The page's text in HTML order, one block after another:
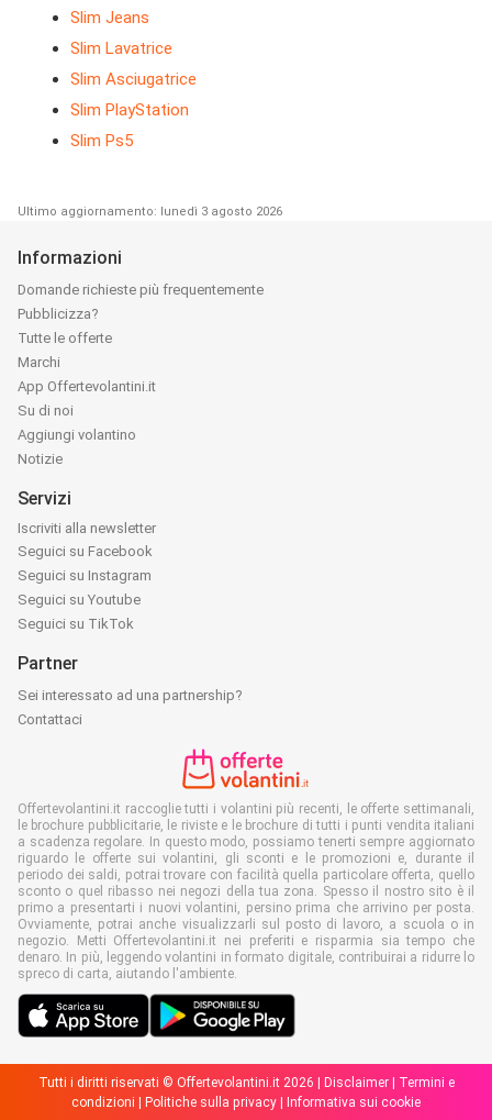
Slim Jeans
Slim Lavatrice
Slim Asciugatrice
Slim PlayStation
Slim Ps5
Ultimo aggiornamento: lunedì 3 agosto 2026
Informazioni
Domande richieste più frequentemente
Pubblicizza?
Tutte le offerte
Marchi
App Offertevolantini.it
Su di noi
Aggiungi volantino
Notizie
Servizi
Iscriviti alla newsletter
Seguici su Facebook
Seguici su Instagram
Seguici su Youtube
Seguici su TikTok
Partner
Sei interessato ad una partnership?
Contattaci
Offertevolantini.it raccoglie tutti i volantini più recenti, le offerte settimanali,
le brochure pubblicitarie, le riviste e le brochure di tutti i punti vendita italiani
a scadenza regolare. In questo modo, possiamo tenerti sempre aggiornato
riguardo le offerte sui volantini, gli sconti e le promozioni e, durante il
periodo dei saldi, potrai trovare con facilità quella particolare offerta, quello
sconto o quel ribasso nei negozi della tua zona. Spesso il nostro sito è il
primo a presentarti i nuovi volantini, persino prima che arrivino per posta.
Ovviamente, potrai anche visualizzarli sul posto di lavoro, a scuola o in
negozio. Metti Offertevolantini.it nei preferiti e risparmia sia tempo che
denaro. In più, leggendo volantini in formato digitale, contribuirai a ridurre lo
spreco di carta, aiutando l'ambiente.
Tutti i diritti riservati © Offertevolantini.it 2026 | Disclaimer|
Termini e
condizioni
Politiche sulla privacy Informativa sui cookie